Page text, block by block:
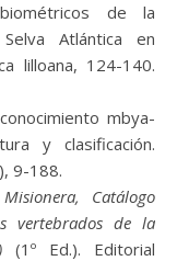
de la
Atlántica en
lilloana, 124-140.
mbya-
y clasificación.
9-188.
Catálogo
vertebrados de la
(1º Ed.). Editorial